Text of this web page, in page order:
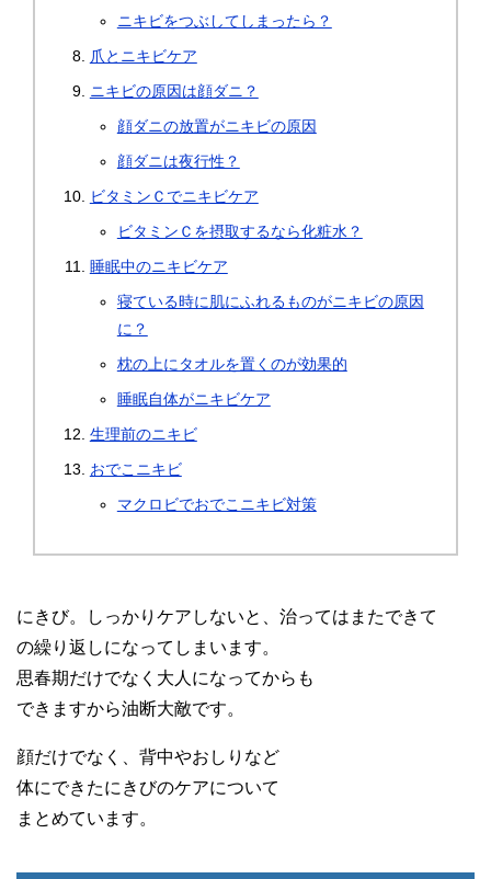
ニキビをつぶしてしまったら？
爪とニキビケア
ニキビの原因は顔ダニ？
顔ダニの放置がニキビの原因
顔ダニは夜行性？
ビタミンＣでニキビケア
ビタミンＣを摂取するなら化粧水？
睡眠中のニキビケア
寝ている時に肌にふれるものがニキビの原因
に？
枕の上にタオルを置くのが効果的
睡眠自体がニキビケア
生理前のニキビ
おでこニキビ
マクロビでおでこニキビ対策
にきび。しっかりケアしないと、治ってはまたできて
の繰り返しになってしまいます。
思春期だけでなく大人になってからも
できますから油断大敵です。
顔だけでなく、背中やおしりなど
体にできたにきびのケアについて
まとめています。